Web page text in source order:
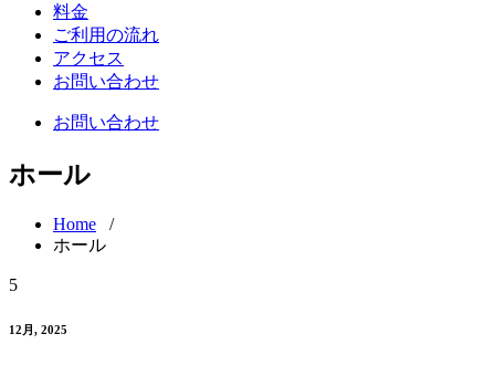
料金
ご利用の流れ
アクセス
お問い合わせ
お問い合わせ
ホール
Home /
ホール
5
12月, 2025